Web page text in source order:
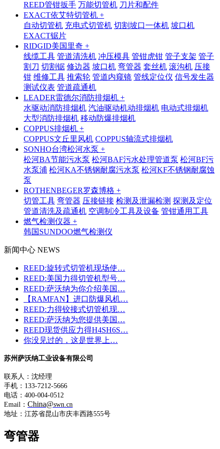
REED管钳扳手 万能切管机 刀片和配件
EXACT依艾特切管机 +
自动切管机 充电式切管机 切割坡口一体机 坡口机
EXACT锯片
RIDGID美国里奇 +
线缆工具 管道清洗机 冲压模具 管钳虎钳 管子支架 管子
割刀 切割锯 修边器 坡口机 弯管器 套丝机 滚沟机 压接
钳 维修工具 推索轮 管道内窥镜 管线定位仪 信号发生器
测试仪表 管道疏通机
LEADER雷德尔消防排烟机 +
水驱动消防排烟机 汽油驱动机动排烟机 电动式排烟机
大型消防排烟机 移动防爆排烟机
COPPUS排烟机 +
COPPUS文丘里风机 COPPUS轴流式排烟机
SONHO台湾松河水泵 +
松河BA节能污水泵 松河BAF污水处理管道泵 松河BF污
水泵浦 松河KA不锈钢耐腐污水泵 松河KF不锈钢耐腐蚀
泵
ROTHENBEGER罗森博格 +
切管工具 弯管器 压接链接 检测及泄漏检测 探测及定位
管道清洗及疏通机 空调制冷工具及设备 管钳通用工具
燃气检测仪器 +
韩国SUNDOO燃气检测仪
新闻中心 NEWS
REED:旋转式切管机现场使…
REED:美国力得切管机型号…
REED:萨沃纳为你介绍美国…
【RAMFAN】进口防爆风机…
REED:力得铰接式切管机现…
REED:萨沃纳为您提供美国…
REED现货供应力得H4SH6S…
你没见过的，这是世界上…
苏州萨沃纳工业设备有限公司
联系人：沈经理
手机：133-7212-5666
电话：400-004-0512
Email： China@swn.cn
地址：江苏省昆山市庆丰西路555号
弯管器